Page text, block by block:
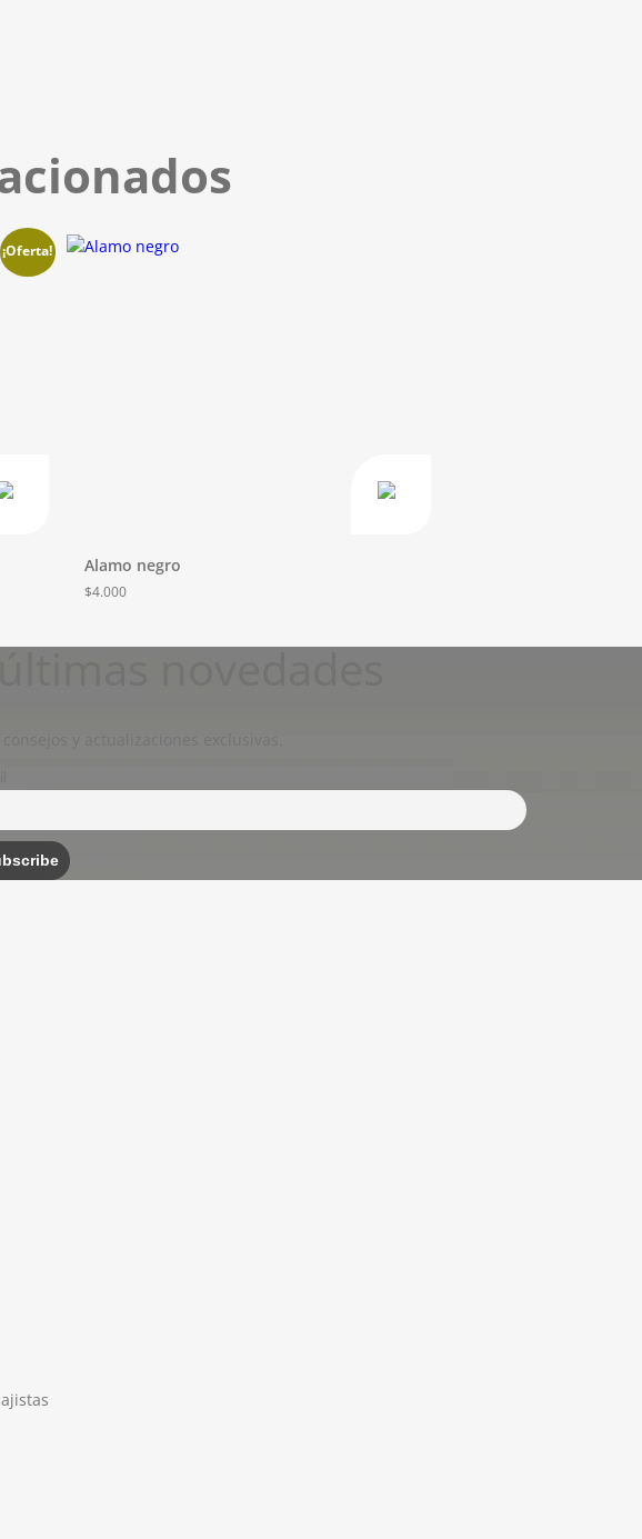
¡Oferta!
Alamo negro
$4.000
novedades